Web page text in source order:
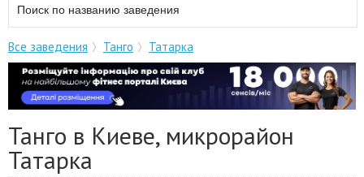
Все заведения Танго Татарка
Танго в Киеве, микрорайон
Татарка